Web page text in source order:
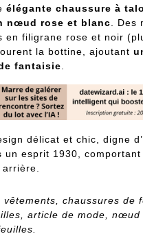
élégante chaussure à
nœud rose et blanc .
en filigrane rose et noir
la bottine, ajoutant
fantaisie
délicat et chic, digne
un esprit 1930,
vêtements, chaussures de
article de mode, nœud